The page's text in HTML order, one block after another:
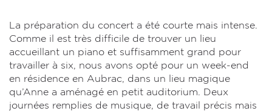
La préparation du concert a été courte mais intense.
Comme il est très difficile de trouver un lieu
accueillant un piano et suffisamment grand pour
travailler à six, nous avons opté pour un week-end
en résidence en Aubrac, dans un lieu magique
qu’Anne a aménagé en petit auditorium. Deux
journées remplies de musique, de travail précis mais